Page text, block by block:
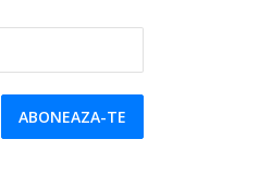
ABONEAZA-TE